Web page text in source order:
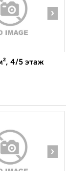
›
4/5 этаж
›